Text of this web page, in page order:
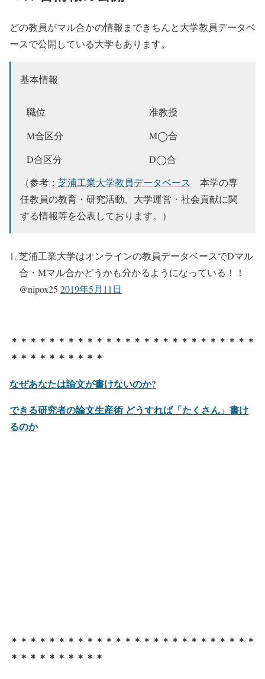
どの教員がマル合かの情報まできちんと大学教員データベ
ースで公開している大学もあります。
基本情報
職位
准教授
M合区分
M◯合
D合区分
D◯合
（参考： 芝浦工業大学教員データベース 本学の専
任教員の教育・研究活動、大学運営・社会貢献に関
する情報等を公表しております。）
芝浦工業大学はオンラインの教員データベースでDマル
合・Mマル合かどうかも分かるようになっている！！
@nipox25 2019年5月11日
＊＊＊＊＊＊＊＊＊＊＊＊＊＊＊＊＊＊＊＊＊＊＊＊＊＊
＊＊＊＊＊＊＊＊＊＊
なぜあなたは論文が書けないのか?
できる研究者の論文生産術 どうすれば「たくさん」書け
るのか
＊＊＊＊＊＊＊＊＊＊＊＊＊＊＊＊＊＊＊＊＊＊＊＊＊＊
＊＊＊＊＊＊＊＊＊＊